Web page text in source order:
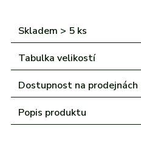
Skladem > 5 ks
Tabulka velikostí
Dostupnost na prodejnách
Popis produktu